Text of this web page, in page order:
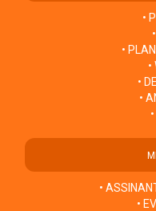
•
•
•
•
•
•